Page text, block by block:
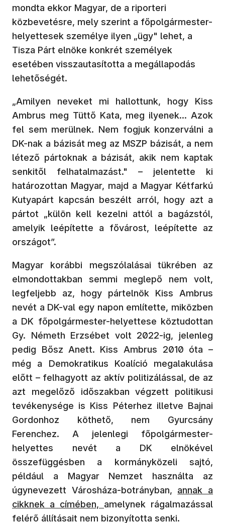
mondta ekkor Magyar, de a riporteri
közbevetésre, mely szerint a főpolgármester-
helyettesek személye ilyen „ügy" lehet, a
Tisza Párt elnöke konkrét személyek
esetében visszautasította a megállapodás
lehetőségét.
„Amilyen neveket mi hallottunk, hogy Kiss
Ambrus meg Tüttő Kata, meg ilyenek… Azok
fel sem merülnek. Nem fogjuk konzerválni a
DK-nak a bázisát meg az MSZP bázisát, a nem
létező pártoknak a bázisát, akik nem kaptak
senkitől felhatalmazást." – jelentette ki
határozottan Magyar, majd a Magyar Kétfarkú
Kutyapárt kapcsán beszélt arról, hogy azt a
pártot „külön kell kezelni attól a bagázstól,
amelyik leépítette a fővárost, leépítette az
országot”.
Magyar korábbi megszólalásai tükrében az
elmondottakban semmi meglepő nem volt,
legfeljebb az, hogy pártelnök Kiss Ambrus
nevét a DK-val egy napon említette, miközben
a DK főpolgármester-helyettese köztudottan
Gy. Németh Erzsébet volt 2022-ig, jelenleg
pedig Bősz Anett. Kiss Ambrus 2010 óta –
még a Demokratikus Koalíció megalakulása
előtt – felhagyott az aktív politizálással, de az
azt megelőző időszakban végzett politikusi
tevékenysége is Kiss Péterhez illetve Bajnai
Gordonhoz köthető, nem Gyurcsány
Ferenchez. A jelenlegi főpolgármester-
helyettes nevét a DK elnökével
összefüggésben a kormányközeli sajtó,
például a Magyar Nemzet használta az
úgynevezett Városháza-botrányban, annak a
cikknek a címében, amelynek rágalmazással
felérő állításait nem bizonyította senki.